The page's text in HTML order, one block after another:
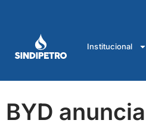
conteúdo
Institucional
BYD